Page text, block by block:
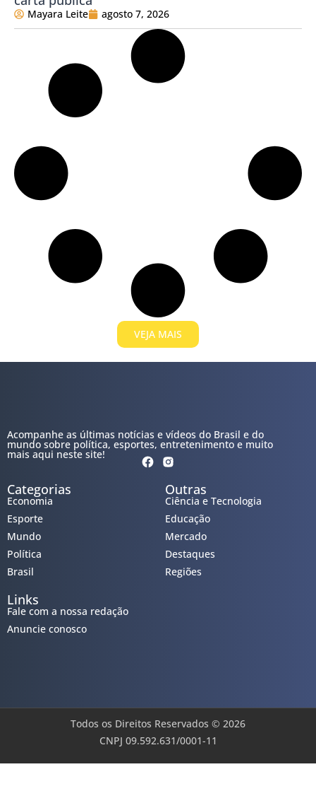
Mayara Leite agosto 7, 2026
VEJA MAIS
Acompanhe as últimas notícias e vídeos do Brasil e do
mundo sobre política, esportes, entretenimento e muito
mais aqui neste site!
Categorias
Economia
Esporte
Mundo
Política
Brasil
Outras
Ciência e Tecnologia
Educação
Mercado
Destaques
Regiões
Links
Fale com a nossa redação
Anuncie conosco
Todos os Direitos Reservados © 2026
CNPJ 09.592.631/0001-11